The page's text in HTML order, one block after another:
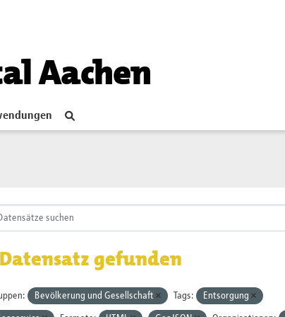
Aachen
gefunden
Bevölkerung und Gesellschaft Tags: Entsorgung